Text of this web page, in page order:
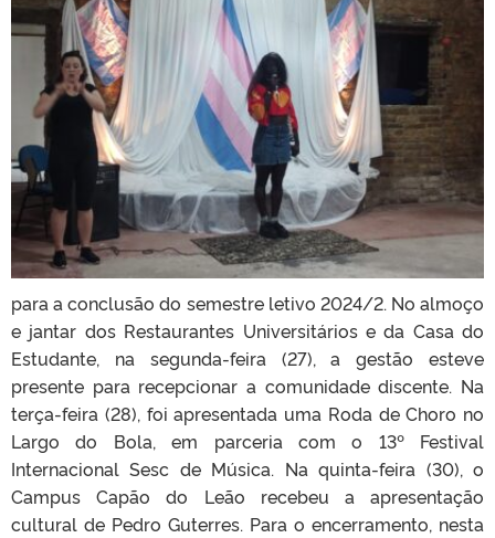
para a conclusão do semestre letivo 2024/2. No almoço
e jantar dos Restaurantes Universitários e da Casa do
Estudante, na segunda-feira (27), a gestão esteve
presente para recepcionar a comunidade discente. Na
terça-feira (28), foi apresentada uma Roda de Choro no
Largo do Bola, em parceria com o 13º Festival
Internacional Sesc de Música. Na quinta-feira (30), o
Campus Capão do Leão recebeu a apresentação
cultural de Pedro Guterres. Para o encerramento, nesta